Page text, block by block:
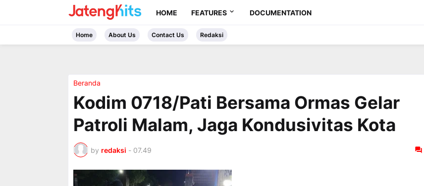
HOME FEATURES DOCUMENTATION
Home About Us Contact Us Redaksi
Beranda
Kodim 0718/Pati Bersama Ormas Gelar
Patroli Malam, Jaga Kondusivitas Kota
by redaksi - 07.49